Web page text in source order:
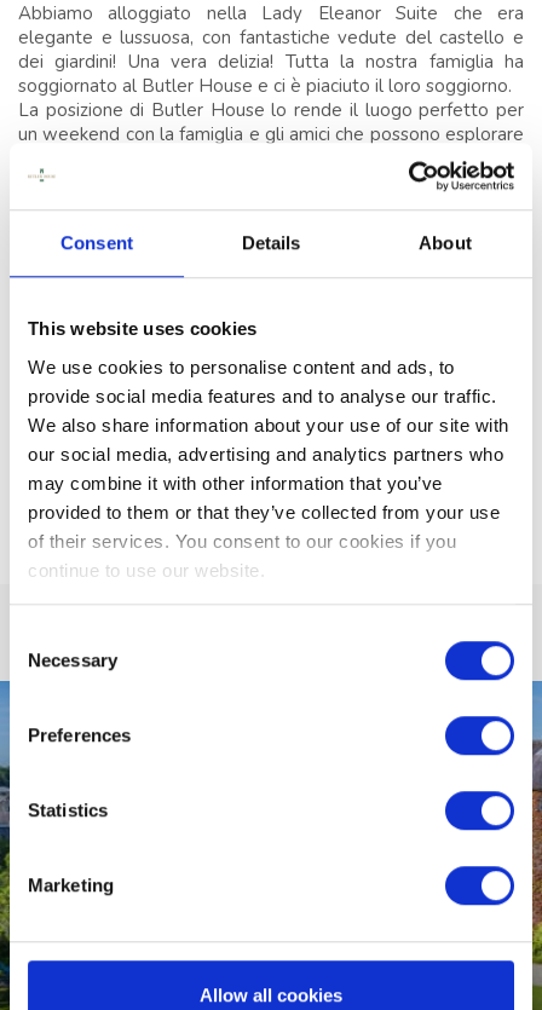
Consent Details About
This website uses cookies
We use cookies to personalise content and ads, to
provide social media features and to analyse our traffic.
We also share information about your use of our site with
our social media, advertising and analytics partners who
may combine it with other information that you’ve
provided to them or that they’ve collected from your use
of their services. You consent to our cookies if you
continue to use our website.
Selection
Necessary
Preferences
Statistics
Marketing
Allow all cookies
BUTLER HOUSE &
GARDEN, UN
ORGOGLIOSO
MEMBRO DEL BLUE
BOOK D'IRLANDA
DORMIRE
RIUNIONI ED EVENTI
COSE DA FARE A
KILKENNY
TESTIMONIANZE
Abbiamo alloggiato nella Lady Eleanor Suite che era
elegante e lussuosa, con fantastiche vedute del castello e
dei giardini! Una vera delizia! Tutta la nostra famiglia ha
soggiornato al Butler House e ci è piaciuto il loro soggiorno.
La posizione di Butler House lo rende il luogo perfetto per
un weekend con la famiglia e gli amici che possono esplorare
la città a piedi e fare una breve passeggiata al castello!
Per finire, abbiamo il tè pomeridiano il giorno successivo per
la famiglia e gli amici. Tutti hanno apprezzato il loro cibo, in
particolare le focaccine e le torte fresche. Consiglio
vivamente Butler House per il tuo matrimonio, o la riunione
assicurerà che ti piaccia davvero ogni minuto del tuo
- Maire Ni B(settembre 2018)
RICHIESTA DI MATRIMONIO